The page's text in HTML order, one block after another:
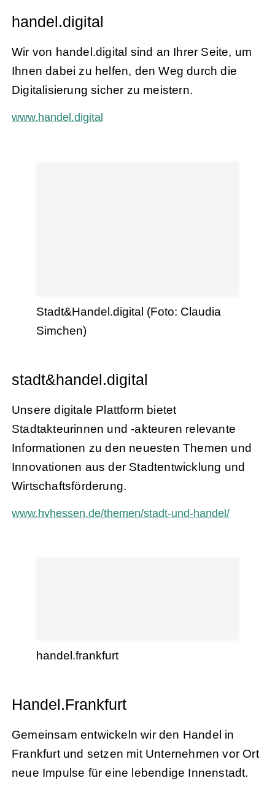
handel.digital
Wir von handel.digital sind an Ihrer Seite, um
Ihnen dabei zu helfen, den Weg durch die
Digitalisierung sicher zu meistern.
www.handel.digital
Stadt&Handel.digital (Foto: Claudia
Simchen)
stadt&handel.digital
Unsere digitale Plattform bietet
Stadtakteurinnen und -akteuren relevante
Informationen zu den neuesten Themen und
Innovationen aus der Stadtentwicklung und
Wirtschaftsförderung.
www.hvhessen.de/themen/stadt-und-handel/
handel.frankfurt
Handel.Frankfurt
Gemeinsam entwickeln wir den Handel in
Frankfurt und setzen mit Unternehmen vor Ort
neue Impulse für eine lebendige Innenstadt.